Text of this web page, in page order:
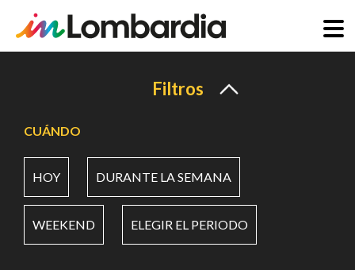
principal
Filtros
CUÁNDO
HOY DURANTE LA SEMANA
WEEKEND ELEGIR EL PERIODO